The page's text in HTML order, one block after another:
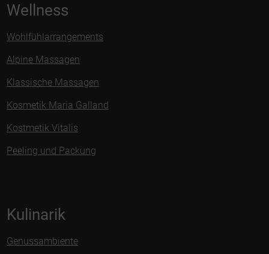
Wellness
Wohlfühlarrangements
Alpine Massagen
Klassische Massagen
Kosmetik Maria Galland
Kostmetik Vitalis
Peeling und Packung
Kulinarik
Genussambiente